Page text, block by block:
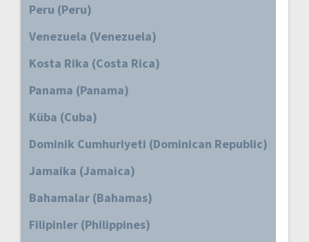
Peru (Peru)
Venezuela (Venezuela)
Kosta Rika (Costa Rica)
Panama (Panama)
Küba (Cuba)
Dominik Cumhuriyeti (Dominican Republic)
Jamaika (Jamaica)
Bahamalar (Bahamas)
Filipinler (Philippines)